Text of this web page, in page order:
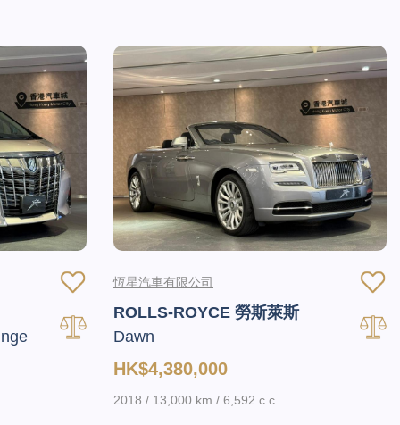
恆星汽車有限公司
ROLLS-ROYCE 勞斯萊斯
Dawn
HK$4,380,000
2018 / 13,000 km / 6,592 c.c.